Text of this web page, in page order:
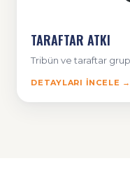
TARAFTAR ATKI
Tribün ve taraftar
DETAYLARI İNCELE →